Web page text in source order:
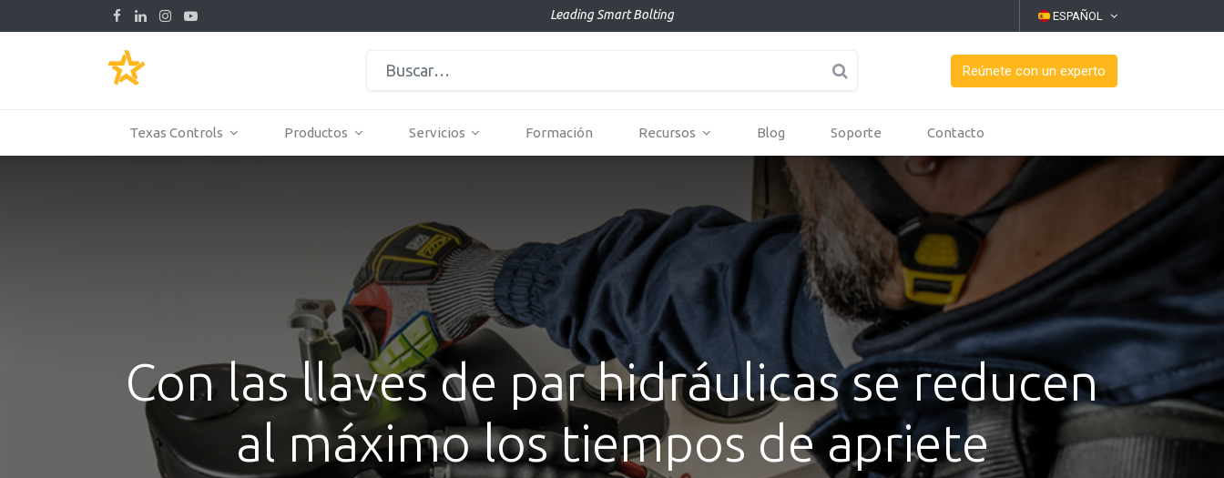
Leading Smart Bolting ESPAÑOL
Reúnete con un experto
Texas Controls Productos Servicios Formación Recursos Blog Soporte Contacto
Con las llaves de par hidráulicas se reducen
al máximo los tiempos de apriete